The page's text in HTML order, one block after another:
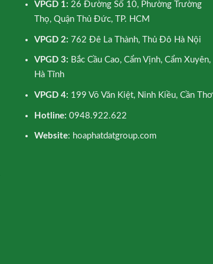
VPGD 1: 26 Đường Số 10, Phường Trường
Thọ, Quận Thủ Đức, TP. HCM
VPGD 2: 762 Đê La Thành, Thủ Đô Hà Nội
VPGD 3: Bắc Cầu Cao, Cẩm Vịnh, Cẩm Xuyên,
Hà Tĩnh
VPGD 4: 199 Võ Văn Kiệt, Ninh Kiều, Cần Thơ
Hotline: 0948.922.622
Website: hoaphatdatgroup.com